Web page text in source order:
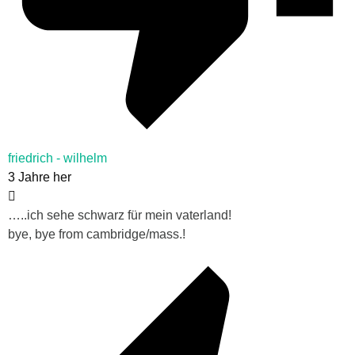
friedrich - wilhelm
3 Jahre her
…..ich sehe schwarz für mein vaterland!
bye, bye from cambridge/mass.!